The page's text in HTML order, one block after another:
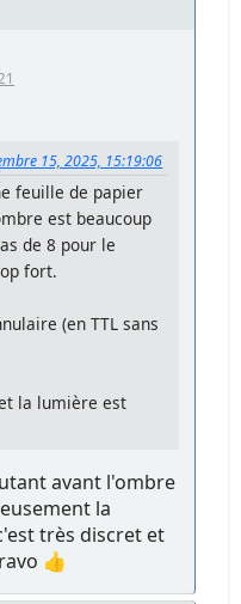
15, 2025, 15:19:06
feuille de papier
est beaucoup
de 8 pour le
fort.
(en TTL sans
la lumière est
avant l'ombre
la
très discret et
👍